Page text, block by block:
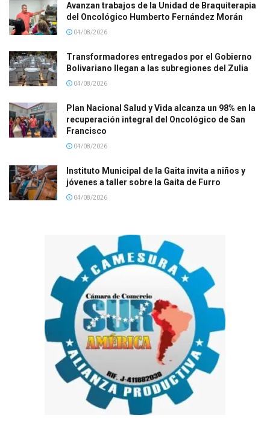
Avanzan trabajos de la Unidad de Braquiterapia
del Oncológico Humberto Fernández Morán
04/08/2026
Transformadores entregados por el Gobierno
Bolivariano llegan a las subregiones del Zulia
04/08/2026
Plan Nacional Salud y Vida alcanza un 98% en la
recuperación integral del Oncológico de San
Francisco
04/08/2026
Instituto Municipal de la Gaita invita a niños y
jóvenes a taller sobre la Gaita de Furro
04/08/2026